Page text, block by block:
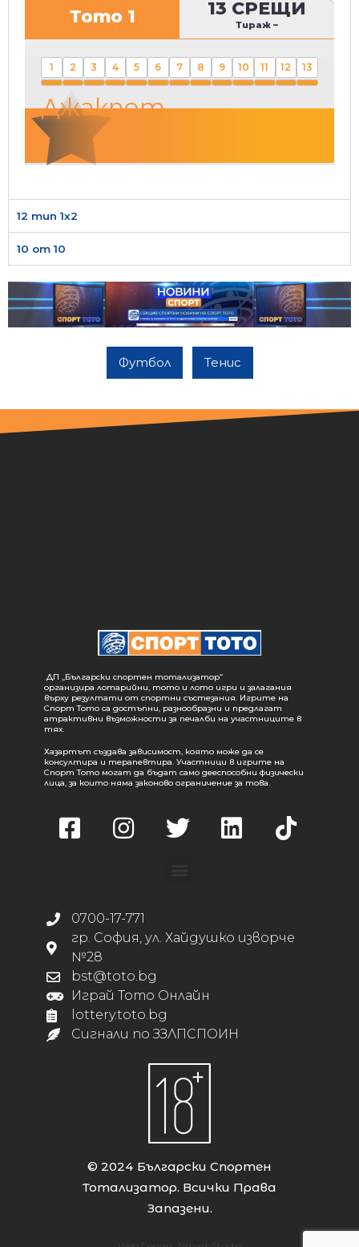
Тото 1 13 СРЕЩИ
Тираж –
1 2 3 4 5 6 7 8 9 10 11 12 13
Джакпот
12 тип 1х2
10 от 10
Футбол Тенис
ДП „Български спортен тотализатор“
организира лотарийни, тото и лото игри и залагания
върху резултати от спортни състезания. Игрите на
Спорт Тото са достъпни, разнообразни и предлагат
атрактивни възможности за печалби на участниците в
тях.
Хазартът създава зависимост, която може да се
консултира и терапевтира. Участници в игрите на
Спорт Тото могат да бъдат само дееспособни физически
лица, за които няма законово ограничение за това.
0700-17-771
гр. София, ул. Хайдушко изворче
№28
bst@toto.bg
Играй Тото Онлайн
lottery.toto.bg
Сигнали по ЗЗЛПСПОИН
© 2024 Български Спортен
Тотализатор. Всички Права
Запазени.